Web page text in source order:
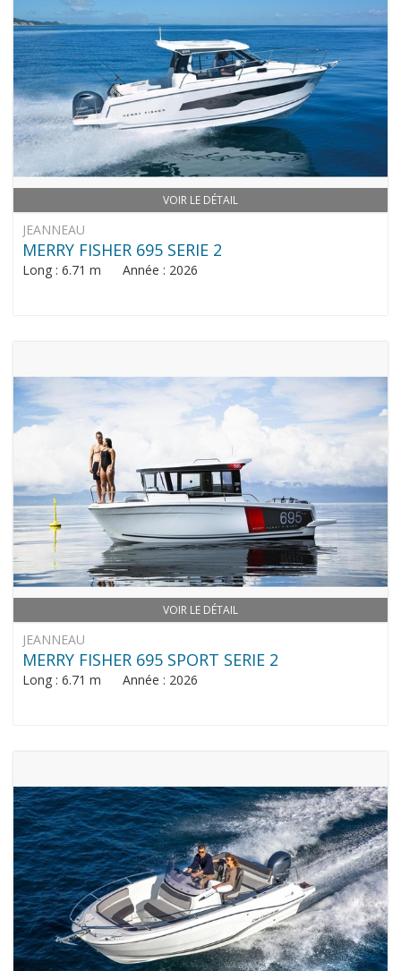
VOIR LE DÉTAIL
JEANNEAU
MERRY FISHER 695 SERIE 2
Long : 6.71 m Année : 2026
VOIR LE DÉTAIL
JEANNEAU
MERRY FISHER 695 SPORT SERIE 2
Long : 6.71 m Année : 2026